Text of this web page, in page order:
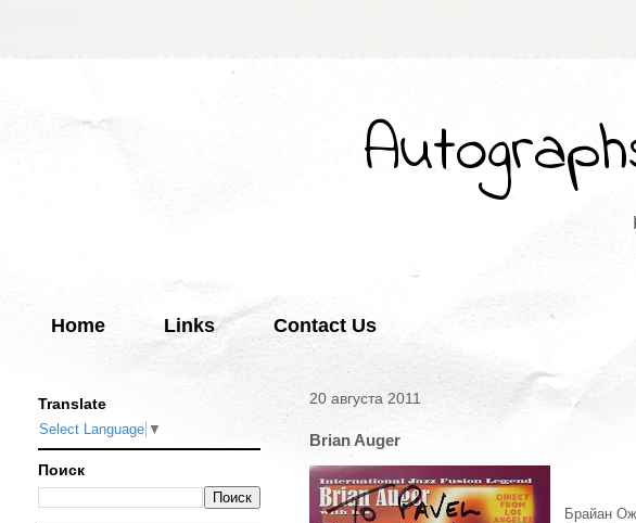
Home Links Contact Us
20 августа 2011
Brian Auger
Брайан
Translate
Select Language ▼
Поиск